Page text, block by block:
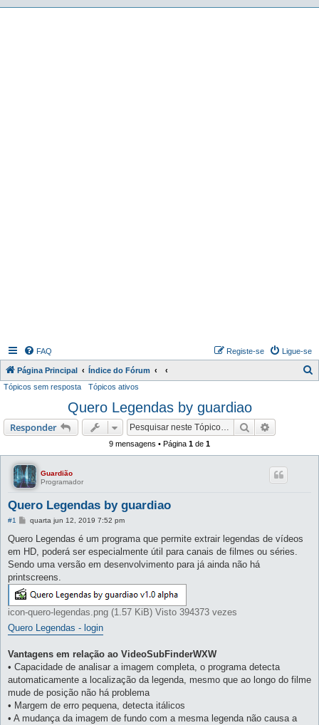
FAQ Ligue-se
Registe-se
Página Principal Índice do Fórum
i
Tópicos sem resposta Tópicos ativos
Quero Legendas by guardiao
Responder Pesquisar
9 mensagens • Página 1 de 1
Guardião
Programador
Quero Legendas by guardiao
#1
M
n
a
g
m
quarta jun 12, 2019 7:52 pm
Quero Legendas é um programa que permite extrair legendas de vídeos
em HD, poderá ser especialmente útil para canais de filmes ou séries.
Sendo uma versão em desenvolvimento para já ainda não há
printscreens.
icon-quero-legendas.png (1.57 KiB) Visto 394373 vezes
Quero Legendas - login
Vantagens em relação ao VideoSubFinderWXW
• Capacidade de analisar a imagem completa, o programa detecta
automaticamente a localização da legenda, mesmo que ao longo do filme
mude de posição não há problema
• Margem de erro pequena, detecta itálicos
• A mudança da imagem de fundo com a mesma legenda não causa a